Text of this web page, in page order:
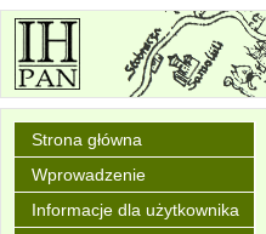
Strona główna
Wprowadzenie
Informacje dla użytkownika